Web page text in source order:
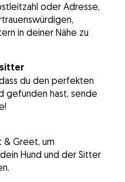
oder Adresse,
in deiner Nähe zu
du den perfekten
gefunden hast, sende
& Greet, um
Hund und der Sitter